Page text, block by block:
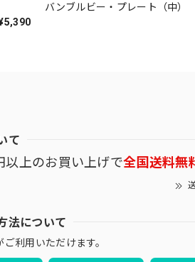
バンブルビー・プレート（中）
て
以上のお買い上げで全国送料無
法について
利用いただけます。